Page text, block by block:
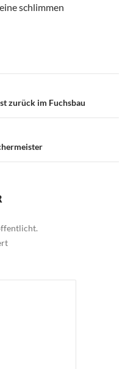
schlimmen
zurück im Fuchsbau